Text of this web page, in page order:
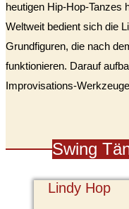
heutigen Hip-Hop-Tanzes
Weltweit bedient sich die
Grundfiguren, die nach
funktionieren. Darauf
Improvisations-
Swing
Lindy Hop